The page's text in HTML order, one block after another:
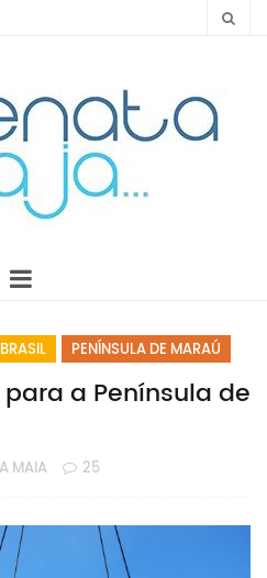
BRASIL PENÍNSULA DE MARAÚ
a Península de
MAIA 25